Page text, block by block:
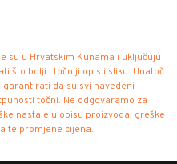
su u Hrvatskim Kunama i uključuju
što bolji i točniji opis i sliku. Unatoč
da su svi navedeni
točni. Ne odgovaramo za
nastale u opisu proizvoda, greške
te promjene cijena.